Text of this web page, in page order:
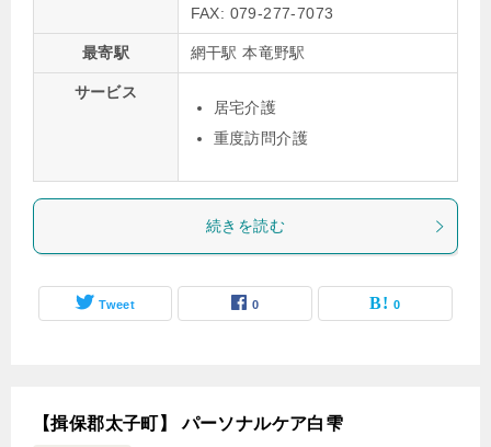
FAX: 079-277-7073
最寄駅 網干駅 本竜野駅
サービス
居宅介護
重度訪問介護
続きを読む
Tweet 0 0
【揖保郡太子町】 パーソナルケア白雫